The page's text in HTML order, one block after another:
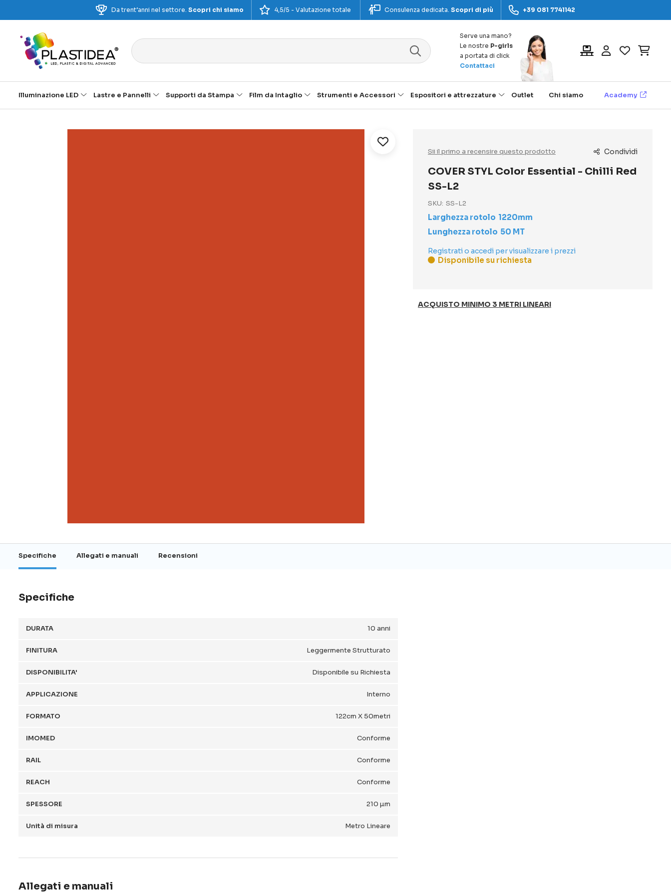
Da trent’anni nel settore. Scopri chi siamo 4,5/5 - Valutazione totale Consulenza dedicata. Scopri di più +39 081 7741142
Serve una mano?
Le nostre P-girls
a portata di click
Contattaci
Illuminazione LED Lastre e Pannelli Supporti da Stampa Film da Intaglio Strumenti e Accessori Espositori e attrezzature Outlet Chi siamo Academy
della
galleria
immagini
Sii il primo a recensire questo prodotto Condividi
COVER STYL Color Essential - Chilli Red
SS-L2
SKU SS-L2
Larghezza rotolo 1220
Lunghezza rotolo 50 MT
Disponibile su richiesta
Registrati o accedi per visualizzare i prezzi
ACQUISTO MINIMO 3 METRI LINEARI
Specifiche Allegati e manuali Recensioni
Specifiche
DURATA 10 anni
FINITURA Leggermente Strutturato
DISPONIBILITA' Disponibile su Richiesta
APPLICAZIONE Interno
FORMATO 122cm X 50metri
IMOMED Conforme
RAIL Conforme
REACH Conforme
SPESSORE 210 µm
Unità di misura Metro Lineare
Allegati e manuali